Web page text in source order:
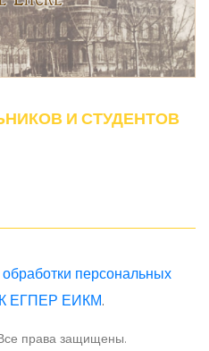
И СТУДЕНТОВ
персональных
ЕГПЕР ЕИКМ.
права защищены.